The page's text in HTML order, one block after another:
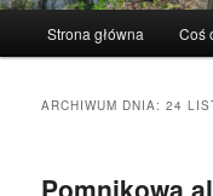
Strona główna Coś
ARCHIWUM DNIA:24